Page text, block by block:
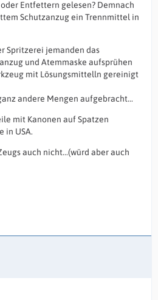
Entfettern gelesen? Demnach
Schutzanzug ein Trennmittel in
Spritzerei jemanden das
und Atemmaske aufsprühen
mit Lösungsmittelln gereinigt
andere Mengen aufgebracht...
mit Kanonen auf Spatzen
in USA.
auch nicht...(würd aber auch